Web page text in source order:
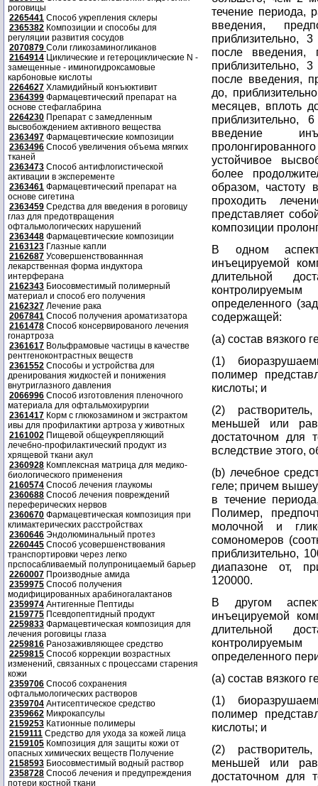
роговицы
2265441 Способ укрепления склеры
2365382 Композиции и способы для
регуляции развития сосудов
2070879 Соли гликозаминогликанов
2164914 Циклические и гетероциклические N -
замещенные - иминогидроксамовые
карбоновые кислоты
2264627 Хламидийный конъюктивит
2364399 Фармацевтический препарат на
основе стефаглабрина
2264230 Препарат с замедленным
высвобождением активного вещества
2363497 Фармацевтические композиции
2363496 Способ увеличения объема мягких
тканей
2363473 Способ антифлогистической
активации в эксперементе
2363461 Фармацевтический препарат на
основе сигетина
2363459 Средства для введения в роговицу
глаз для предотвращения
офтальмологических нарушений
2363448 Фармацевтические композиции
2163123 Глазные капли
2162687 Усовершенствованнная
лекарственная форма индуктора
интерферана
2162343 Биосовместимый полимерный
материал и способ его получения
2162327 Лечение рака
2067841 Способ получения ароматизатора
2161478 Способ консервированого лечения
гонартроза
2361617 Вольфрамовые частицы в качестве
рентгеноконтрастных веществ
2361552 Способы и устройства для
дренирования жидкостей и понижения
внутриглазного давления
2066996 Способ изготовления пленочного
материала для офтальмохирургии
2361417 Корм с глюкозамином и экстрактом
ивы для профилактики артроза у животных
2161002 Пищевой общеукрепляющий
лечебно-профилактический продукт из
хрящевой ткани акул
2360928 Комплексная матрица для медико-
биологического применения
2160574 Способ лечения глаукомы
2360688 Способ лечения повреждений
переферических нервов
2360670 Фармацевтическая композиция при
климактерических расстройствах
2360646 Эндолюминальный протез
2260445 Способ усовершенствования
транспортировки через легко
прспосабливаемый полупроницаемый барьер
2260007 Производные амида
2359975 Способ получения
модифицированных арабиногалактанов
2359974 Антигенные Пептиды
2159775 Псевдопептидный продукт
2259833 Фармацевтическая композиция для
лечения роговицы глаза
2259816 Ранозаживляющее средство
2259815 Способ коррекции возрастных
изменений, связанных с процессами старения
кожи
2359706 Способ сохранения
офтальмологических растворов
2359704 Антисептическое средство
2359662 Микрокапсулы
2159253 Катионные полимеры
2159111 Средство для ухода за кожей лица
2159105 Композиция для защиты кожи от
опасных химических веществ Получение
2158593 Биосовместимый водный раствор
2358728 Способ лечения и предупреждения
потери костной ткани
течение периода,
введения,
приблизительно,
после введения,
приблизительно,
после введения,
до,
месяцев, вплоть
приблизительно,
введение
устойчивое
более
образом, частоту
проходить
представляет
композиции
В одном
инъецируемой
длительной
определенного
содержащей:
(a) состав вязкого
(1)
полимер
кислоты; и
(2)
меньшей или
достаточном для
вследствие этого,
(b) лечебное
геле; причем
в течение
Полимер,
молочной и
сомономеров
приблизительно,
диапазоне от,
120000.
В другом
инъецируемой
длительной
определенного
(a) состав вязкого
(1)
полимер
кислоты; и
(2)
меньшей или
достаточном для